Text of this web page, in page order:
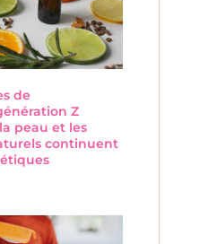
de
Z
peau et les
continuent